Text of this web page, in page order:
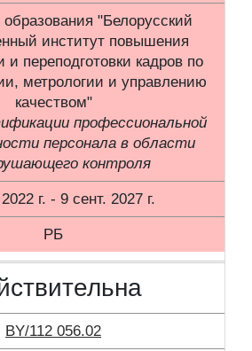
"Белорусский
институт повышения
и переподготовки кадров по
метрологии и управлению
качеством"
профессиональной
персонала в области
контроля
г. - 9 сент. 2027 г.
РБ
BY/112 056.02